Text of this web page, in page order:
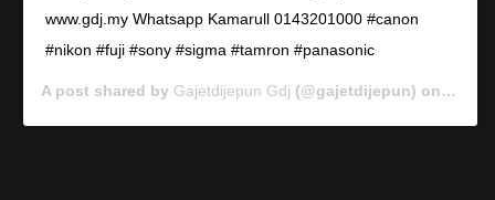
www.gdj.my Whatsapp Kamarull 0143201000 #canon
#nikon #fuji #sony #sigma #tamron #panasonic
A post shared by Gajetdijepun Gdj (@gajetdijepun) on Jan 7,